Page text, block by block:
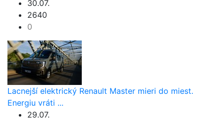
30.07.
2640
0
Lacnejší elektrický Renault Master mieri do miest.
Energiu vráti ...
29.07.